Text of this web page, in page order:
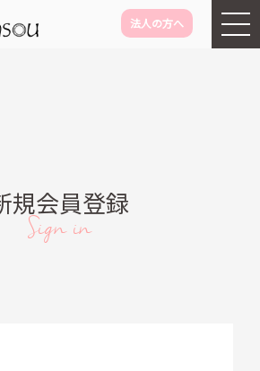
法人の方へ
規会員登録
Sign in